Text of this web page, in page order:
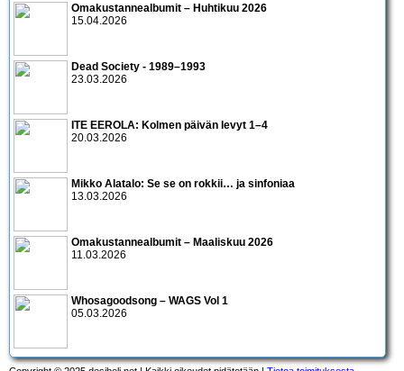
Omakustannealbumit – Huhtikuu 2026
15.04.2026
Dead Society - 1989–1993
23.03.2026
ITE EEROLA: Kolmen päivän levyt 1–4
20.03.2026
Mikko Alatalo: Se se on rokkii… ja sinfoniaa
13.03.2026
Omakustannealbumit – Maaliskuu 2026
11.03.2026
Whosagoodsong – WAGS Vol 1
05.03.2026